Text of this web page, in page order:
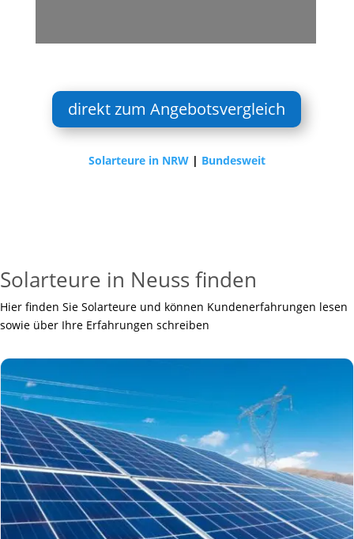
direkt zum Angebotsvergleich
Solarteure in NRW | Bundesweit
Solarteure in Neuss finden
Hier finden Sie Solarteure und können Kundenerfahrungen lesen
sowie über Ihre Erfahrungen schreiben